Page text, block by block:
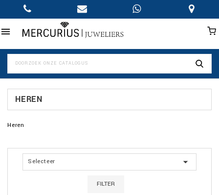

HEREN
Heren
Selecteer 
FILTER